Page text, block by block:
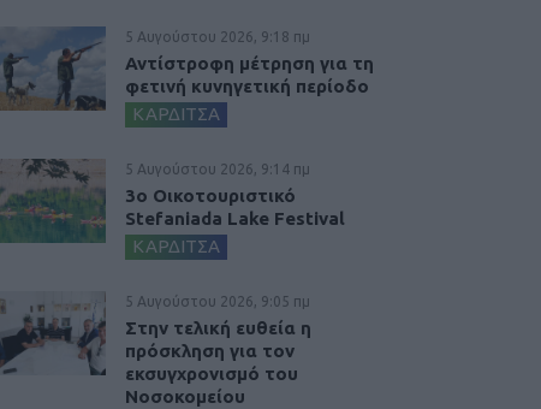
5 Αυγούστου 2026, 9:18 πμ
Αντίστροφη μέτρηση για τη
φετινή κυνηγετική περίοδο
ΚΑΡΔΙΤΣΑ
5 Αυγούστου 2026, 9:14 πμ
3ο Οικοτουριστικό
Stefaniada Lake Festival
ΚΑΡΔΙΤΣΑ
5 Αυγούστου 2026, 9:05 πμ
Στην τελική ευθεία η
πρόσκληση για τον
εκσυγχρονισμό του
Νοσοκομείου